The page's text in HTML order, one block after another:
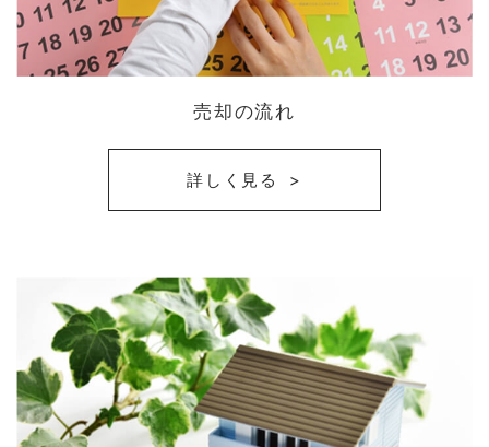
売却の流れ
詳しく見る